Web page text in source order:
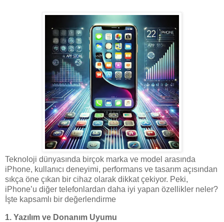
Teknoloji dünyasında birçok marka ve model arasında
iPhone, kullanıcı deneyimi, performans ve tasarım açısından
sıkça öne çıkan bir cihaz olarak dikkat çekiyor. Peki,
iPhone’u diğer telefonlardan daha iyi yapan özellikler neler?
İşte kapsamlı bir değerlendirme
1. Yazılım ve Donanım Uyumu